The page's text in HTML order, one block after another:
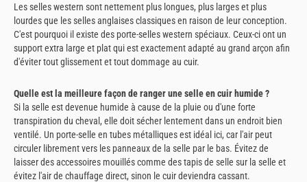
Les selles western sont nettement plus longues, plus larges et plus
lourdes que les selles anglaises classiques en raison de leur conception.
C'est pourquoi il existe des porte-selles western spéciaux. Ceux-ci ont un
support extra large et plat qui est exactement adapté au grand arçon afin
d'éviter tout glissement et tout dommage au cuir.
Quelle est la meilleure façon de ranger une selle en cuir humide ?
Si la selle est devenue humide à cause de la pluie ou d'une forte
transpiration du cheval, elle doit sécher lentement dans un endroit bien
ventilé. Un porte-selle en tubes métalliques est idéal ici, car l'air peut
circuler librement vers les panneaux de la selle par le bas. Évitez de
laisser des accessoires mouillés comme des tapis de selle sur la selle et
évitez l'air de chauffage direct, sinon le cuir deviendra cassant.